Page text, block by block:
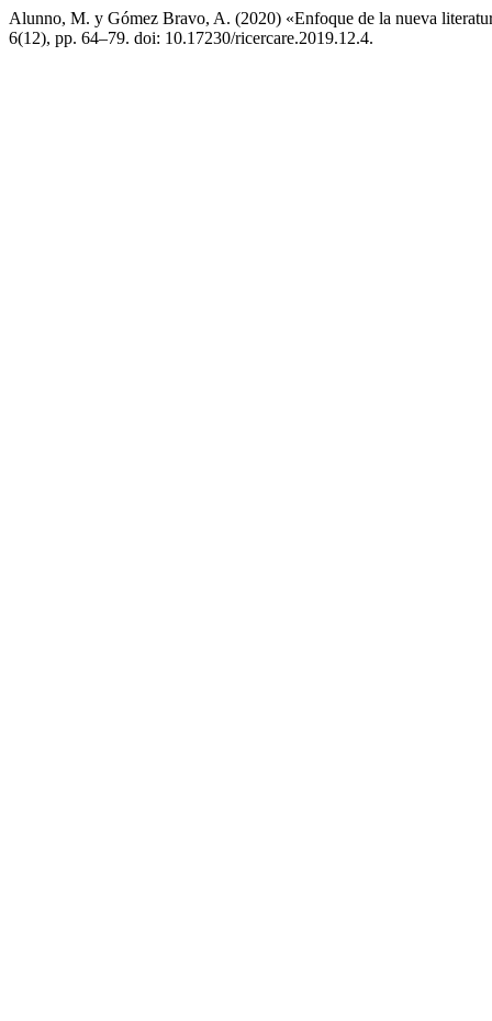
Alunno, M. y Gómez Bravo, A. (2020) «Enfoque de la nueva
6(12), pp. 64–79. doi: 10.17230/ricercare.2019.12.4.